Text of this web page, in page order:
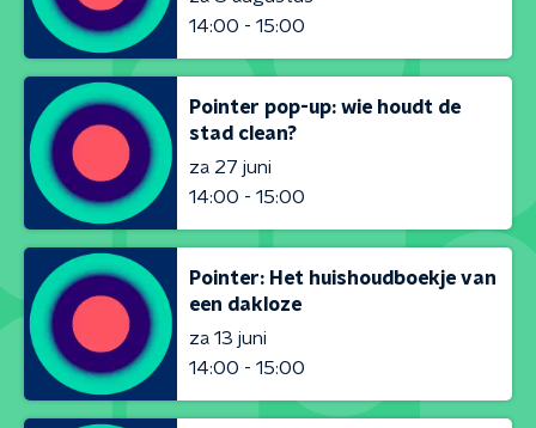
14:00 - 15:00
Pointer pop-up: wie houdt de
stad clean?
za 27 juni
14:00 - 15:00
Pointer: Het huishoudboekje van
een dakloze
za 13 juni
14:00 - 15:00